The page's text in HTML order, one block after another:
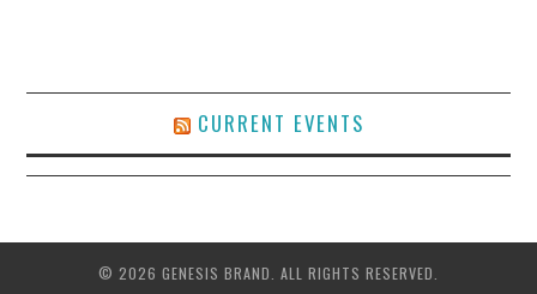
CURRENT EVENTS
© 2026 GENESIS BRAND. ALL RIGHTS RESERVED.